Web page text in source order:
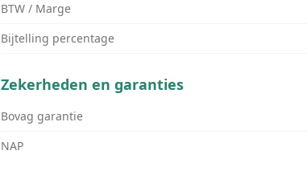
BTW / Marge
Bijtelling percentage
Zekerheden en garanties
Bovag garantie
NAP